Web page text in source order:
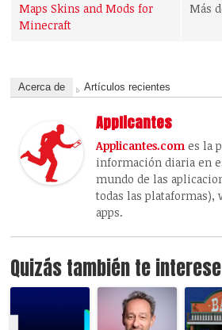
Maps Skins and Mods for
Minecraft
Más
Acerca de Artículos recientes
Applicantes
Applicantes.com es la
información diaria en
mundo de las
todas las plataformas),
apps.
Quizás también te interese